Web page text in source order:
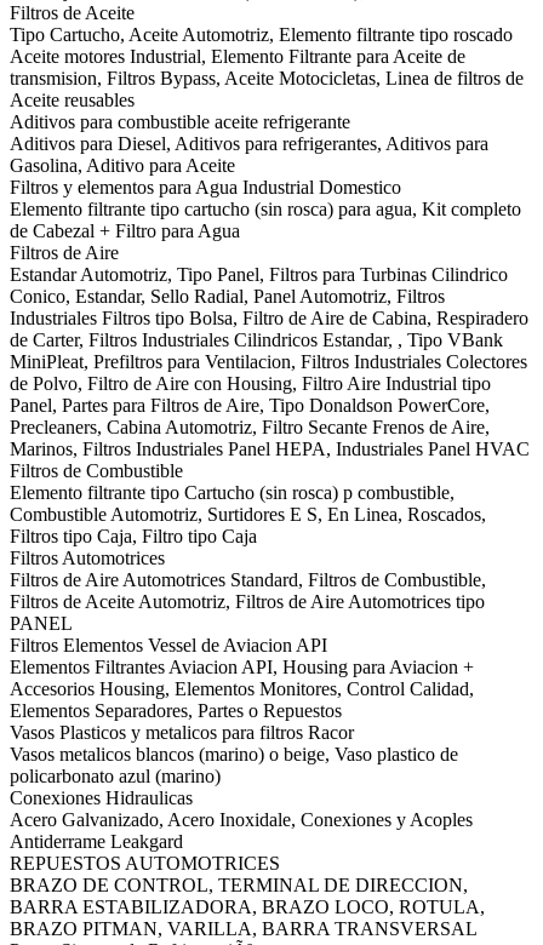
Filtros de Aceite
Tipo Cartucho, Aceite Automotriz, Elemento filtrante tipo roscado
Aceite motores Industrial, Elemento Filtrante para Aceite de
transmision, Filtros Bypass, Aceite Motocicletas, Linea de filtros de
Aceite reusables
Aditivos para combustible aceite refrigerante
Aditivos para Diesel, Aditivos para refrigerantes, Aditivos para
Gasolina, Aditivo para Aceite
Filtros y elementos para Agua Industrial Domestico
Elemento filtrante tipo cartucho (sin rosca) para agua, Kit completo
de Cabezal + Filtro para Agua
Filtros de Aire
Estandar Automotriz, Tipo Panel, Filtros para Turbinas Cilindrico
Conico, Estandar, Sello Radial, Panel Automotriz, Filtros
Industriales Filtros tipo Bolsa, Filtro de Aire de Cabina, Respiradero
de Carter, Filtros Industriales Cilindricos Estandar, , Tipo VBank
MiniPleat, Prefiltros para Ventilacion, Filtros Industriales Colectores
de Polvo, Filtro de Aire con Housing, Filtro Aire Industrial tipo
Panel, Partes para Filtros de Aire, Tipo Donaldson PowerCore,
Precleaners, Cabina Automotriz, Filtro Secante Frenos de Aire,
Marinos, Filtros Industriales Panel HEPA, Industriales Panel HVAC
Filtros de Combustible
Elemento filtrante tipo Cartucho (sin rosca) p combustible,
Combustible Automotriz, Surtidores E S, En Linea, Roscados,
Filtros tipo Caja, Filtro tipo Caja
Filtros Automotrices
Filtros de Aire Automotrices Standard, Filtros de Combustible,
Filtros de Aceite Automotriz, Filtros de Aire Automotrices tipo
PANEL
Filtros Elementos Vessel de Aviacion API
Elementos Filtrantes Aviacion API, Housing para Aviacion +
Accesorios Housing, Elementos Monitores, Control Calidad,
Elementos Separadores, Partes o Repuestos
Vasos Plasticos y metalicos para filtros Racor
Vasos metalicos blancos (marino) o beige, Vaso plastico de
policarbonato azul (marino)
Conexiones Hidraulicas
Acero Galvanizado, Acero Inoxidale, Conexiones y Acoples
Antiderrame Leakgard
REPUESTOS AUTOMOTRICES
BRAZO DE CONTROL, TERMINAL DE DIRECCION,
BARRA ESTABILIZADORA, BRAZO LOCO, ROTULA,
BRAZO PITMAN, VARILLA, BARRA TRANSVERSAL